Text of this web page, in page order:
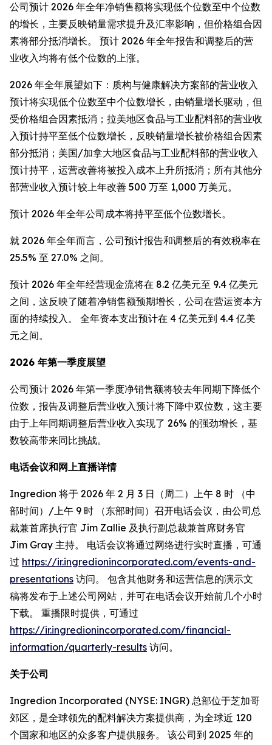
公司预计 2026 年全年净销售额将实现低个位数至中个位数
的增长，主要反映销量需求提升及汇率影响，但价格组合因
素将部分抵消增长。 预计 2026 年全年报告和调整后的营
业收入均将有低个位数的上涨。
2026 年全年展望如下：质构与健康解决方案部的营业收入
预计将实现低个位数至中个位数增长，由销量增长驱动，但
受价格组合因素抵消；拉美地区食品与工业配料部的营业收
入预计持平至低个位数增长，反映销量增长被价格组合因素
部分抵消；美国/加拿大地区食品与工业配料部的营业收入
预计持平，运营改善将被投入成本上升所抵消；所有其他分
部营业收入预计较上年改善 500 万至 1,000 万美元。
预计 2026 年全年公司成本将持平至低个位数增长。
就 2026 年全年而言，公司预计报告和调整后的有效税率在
25.5% 至 27.0% 之间。
预计 2026 年全年经营现金流将在 8.2 亿美元至 9.4 亿美元
之间，这反映了随着净销售额预期增长，公司在营运资本方
面的持续投入。 全年资本支出预计在 4 亿美元到 4.4 亿美
元之间。
2026 年第一季度展望
公司预计 2026 年第一季度净销售额将较去年同期下降低个
位数，报告及调整后营业收入预计将下降中双位数，这主要
由于上年同期调整后营业收入实现了 26% 的强劲增长，基
数较高带来同比挑战。
电话会议和网上直播详情
Ingredion 将于 2026 年 2 月 3 日（周二）上午 8 时 （中
部时间）/上午 9 时 （东部时间）召开电话会议，由公司总
裁兼首席执行官 Jim Zallie 及执行副总裁兼首席财务官
Jim Gray 主持。 电话会议将通过网络进行实时直播，可通
过 https://ir.ingredionincorporated.com/events-and-
presentations 访问。 包含其他财务和运营信息的演示文
稿将发布于上述公司网站，并可在电话会议开始前几个小时
下载。 重播限时提供，可通过
https://ir.ingredionincorporated.com/financial-
information/quarterly-results 访问。
关于公司
Ingredion Incorporated (NYSE: INGR) 总部位于芝加哥
郊区，是全球领先的配料解决方案提供商，为全球近 120
个国家和地区的众多客户提供服务。 该公司到 2025 年的